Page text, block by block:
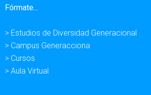
Fórmate...
> Estudios de Diversidad Generacional
> Campus Generacciona
> Cursos
> Aula Virtual